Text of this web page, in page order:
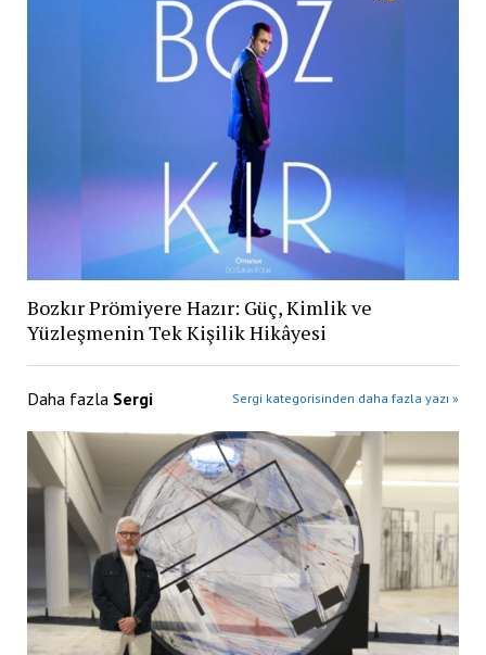
Bozkır Prömiyere Hazır: Güç, Kimlik ve
Yüzleşmenin Tek Kişilik Hikâyesi
Daha fazla Sergi Sergi kategorisinden daha fazla yazı »